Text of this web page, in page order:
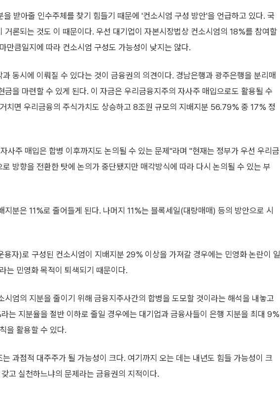
받아줄 인수주체를 찾기 힘들기 때문에 '컨소시엄 구성 방안'을 언급하고 있다. 국
거론되는 것도 이 때문이다. 우선 대기업이 자본시장법상 컨소시엄의 18%를 참여할
만큼일지에 따라 컨소시엄 구성도 가능성이 낮지는 않다.
동시에 이뤄질 수 있다는 것이 금융권의 의견이다. 경남은행과 광주은행을 분리매
을 마련할 수 있게 된다. 이 자금은 우리금융지주의 자사주 매입으로도 활용될 수
치면 우리금융의 주식가치도 상승하고 8조원 규모의 지배지분 56.79% 중 17% 정
사주 매입은 합병 이후까지도 논의될 수 있는 문제"라며 "현재는 정부가 우선 우리금
방향을 전환한 탓에 논의가 중단됐지만 매각방식에 따라 다시 논의될 수 있는 부
지분은 11%로 줄어들게 된다. 나머지 11%는 블록세일(대량매매) 등의 방안으로 시
자)로 구성된 컨소시엄이 지배지분 29% 이상을 가져갈 경우에는 민영화 논란이 일
는 민영화 목적이 퇴색되기 때문이다.
시엄의 지분을 줄이기 위해 금융지주사간의 합병을 도모할 것이라는 해석을 내놓고
는 지분율을 절반 이하로 줄일 경우에는 대기업과 금융사들이 은행 지분을 최대 9%
을 활용할 수 있다.
과점적 대주주가 될 가능성이 크다. 여기까지 오는 데는 내년도 힘들 가능성이 크
고 실천하느냐의 문제라는 금융권의 지적이다.